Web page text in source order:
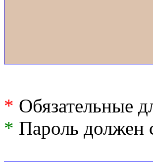
* Обязательные
* Пароль должен